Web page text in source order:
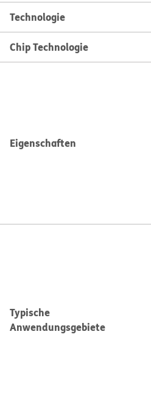
Technologie
Chip Technologie
Eigenschaften
Typische
Anwendungsgebiete